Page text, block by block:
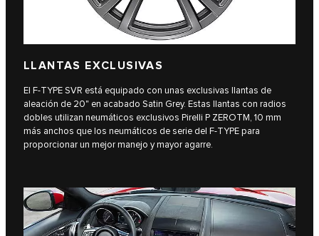
LLANTAS EXCLUSIVAS
El F‑TYPE SVR está equipado con unas exclusivas llantas de
aleación de 20" en acabado Satin Grey. Estas llantas con radios
dobles utilizan neumáticos exclusivos Pirelli P ZEROTM, 10 mm
más anchos que los neumáticos de serie del F‑TYPE para
proporcionar un mejor manejo y mayor agarre.